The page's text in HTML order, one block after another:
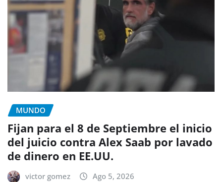
MUNDO
Fijan para el 8 de Septiembre el inicio
del juicio contra Alex Saab por lavado
de dinero en EE.UU.
victor gomez Ago 5, 2026